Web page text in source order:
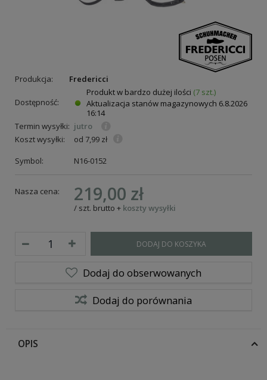
Produkcja: Fredericci
Dostępność:
Produkt w bardzo dużej ilości (7 szt.)
Aktualizacja stanów magazynowych 6.8.2026
16:14
Termin wysyłki: jutro
Koszt wysyłki:
od 7,99 zł
Symbol:
N16-0152
Nasza cena: 219,00 zł
/ szt. brutto + koszty wysyłki
DODAJ DO KOSZYKA
Dodaj do obserwowanych
Dodaj do porównania
OPIS